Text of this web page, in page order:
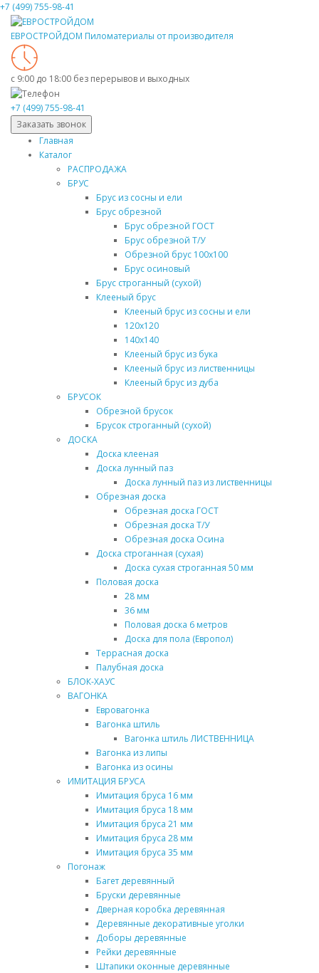
+7 (499) 755-98-41
ЕВРОСТРОЙДОМ Пиломатериалы от производителя
с 9:00 до 18:00 без перерывов и выходных
+7 (499) 755-98-41
Заказать звонок
Главная
Каталог
РАСПРОДАЖА
БРУС
Брус из сосны и ели
Брус обрезной
Брус обрезной ГОСТ
Брус обрезной Т/У
Обрезной брус 100х100
Брус осиновый
Брус строганный (сухой)
Клееный брус
Клееный брус из сосны и ели
120х120
140х140
Клееный брус из бука
Клееный брус из лиственницы
Клееный брус из дуба
БРУСОК
Обрезной брусок
Брусок строганный (сухой)
ДОСКА
Доска клееная
Доска лунный паз
Доска лунный паз из лиственницы
Обрезная доска
Обрезная доска ГОСТ
Обрезная доска Т/У
Обрезная доска Осина
Доска строганная (сухая)
Доска сухая строганная 50 мм
Половая доска
28 мм
36 мм
Половая доска 6 метров
Доска для пола (Европол)
Террасная доска
Палубная доска
БЛОК-ХАУС
ВАГОНКА
Евровагонка
Вагонка штиль
Вагонка штиль ЛИСТВЕННИЦА
Вагонка из липы
Вагонка из осины
ИМИТАЦИЯ БРУСА
Имитация бруса 16 мм
Имитация бруса 18 мм
Имитация бруса 21 мм
Имитация бруса 28 мм
Имитация бруса 35 мм
Погонаж
Багет деревянный
Бруски деревянные
Дверная коробка деревянная
Деревянные декоративные уголки
Доборы деревянные
Рейки деревянные
Штапики оконные деревянные